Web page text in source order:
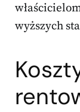
wyższych